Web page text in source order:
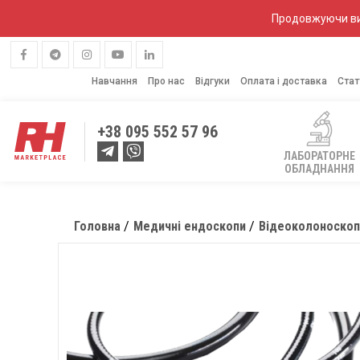
Продовжуючи
Навчання Про нас Відгуки Оплата і доставка
+38 095 552 57 96
ЛАБОРАТОРНЕ
ОБЛАДНАННЯ
Головна Медичні ендоскопи